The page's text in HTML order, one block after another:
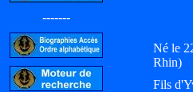
-------
Né le
Rhin)
Fils